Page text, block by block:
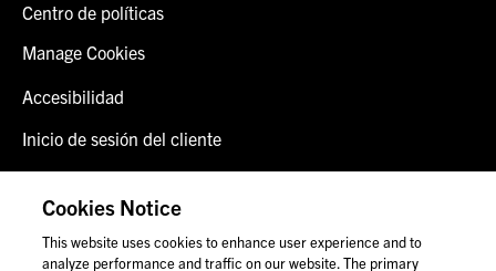
Centro de políticas
Manage Cookies
Accesibilidad
Inicio de sesión del cliente
Contáctenos
Cookies Notice
This website uses cookies to enhance user experience and to
analyze performance and traffic on our website. The primary